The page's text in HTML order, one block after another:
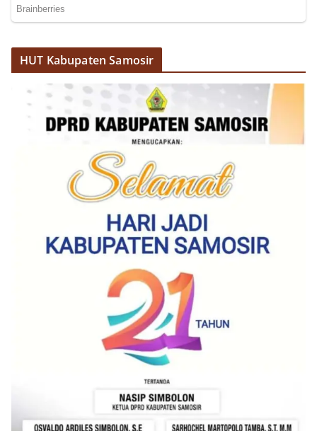
Belawan, Bahas Narkoba, Kriminalitas hingga
Potensi Ekonomi
Sambangi Warga Kelurahan Sunggal, Ingatkan
Pemasangan Bendera Merah Putih Jelang HUT
Kemerdekaan RI‎‎Medan, 5 Agustus 2026 — Dalam
rangka menyambut Hari Ulang Tahun
Kemerdekaan Republik Indonesia yang ke-81,
Bhabinkamtibmas Kelurahan Sunggal, Aiptu
Muliyadi Suraukur, melaksanakan kegiatan
sambang Door to Door System (DDS) kepada
warga di wilayah Kelurahan Sunggal, Kecamatan
Medan Sunggal, pada Rabu (05/08/2026).‎‎Kegiatan
tersebut berlangsung sejak pukul 09.00 WIB
beberapa lingkungan yang ada di kelurahan
tersebut.‎Sambang Langsung ke Rumah
Warga‎Dalam kegiatan ini, Aiptu Muliyadi
Suraukur mendatangi warga secara langsung dari
rumah ke rumah untuk menjalin silaturahmi
sekaligus menyampaikan pesan-pesan
kamtibmas. Kehadiran petugas disambut baik
oleh warga, yang sebagian besar tengah bersiap
menyambut momentum HUT Kemerdekaan RI
dengan berbagai persiapan di lingkungan
masing-masing.‎Dalam dialog yang berlangsung
akrab, Bhabinkamtibmas menyapa warga,
menanyakan kondisi keamanan dan kenyamanan
lingkungan tempat tinggal, serta membuka ruang
komunikasi dua arah agar warga dapat
HUT Kabupaten Samosir